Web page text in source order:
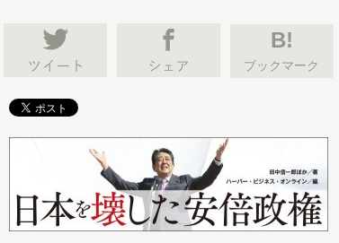
B!
ブックマーク